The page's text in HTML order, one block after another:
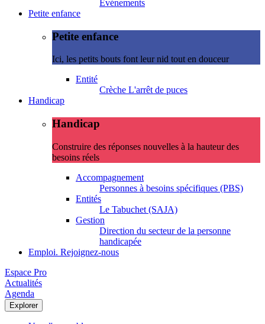
Evénements
Petite enfance
Petite enfance
Ici, les petits bouts font leur nid tout en douceur
Entité
Crèche L'arrêt de puces
Handicap
Handicap
Construire des réponses nouvelles à la hauteur des
besoins réels
Accompagnement
Personnes à besoins spécifiques (PBS)
Entités
Le Tabuchet (SAJA)
Gestion
Direction du secteur de la personne
handicapée
Emploi. Rejoignez-nous
Espace Pro
Actualités
Agenda
Explorer